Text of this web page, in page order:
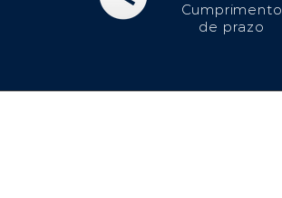
Cumprimento
de prazo